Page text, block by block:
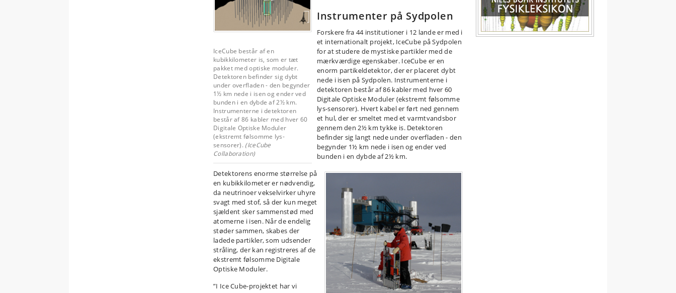
IceCube består af en
kubikkilometer is, som er tæt
pakket med optiske moduler.
Detektoren befinder sig dybt
under overfladen - den begynder
1½ km nede i isen og ender ved
bunden i en dybde af 2½ km.
Instrumenterne i detektoren
består af 86 kabler med hver 60
Digitale Optiske Moduler
(ekstremt følsomme lys-
sensorer). (IceCube
Collaboration)
Instrumenter på Sydpolen
Forskere fra 44 institutioner i 12 lande er med i
et internationalt projekt, IceCube på Sydpolen
for at studere de mystiske partikler med de
mærkværdige egenskaber. IceCube er en
enorm partikeldetektor, der er placeret dybt
nede i isen på Sydpolen. Instrumenterne i
detektoren består af 86 kabler med hver 60
Digitale Optiske Moduler (ekstremt følsomme
lys-sensorer). Hvert kabel er ført ned gennem
et hul, der er smeltet med et varmtvandsbor
gennem den 2½ km tykke is. Detektoren
befinder sig langt nede under overfladen - den
begynder 1½ km nede i isen og ender ved
bunden i en dybde af 2½ km.
Detektorens enorme størrelse på
en kubikkilometer er nødvendig,
da neutrinoer vekselvirker uhyre
svagt med stof, så der kun meget
sjældent sker sammenstød med
atomerne i isen. Når de endelig
støder sammen, skabes der
ladede partikler, som udsender
stråling, der kan registreres af de
ekstremt følsomme Digitale
Optiske Moduler.
”I Ice Cube-projektet har vi